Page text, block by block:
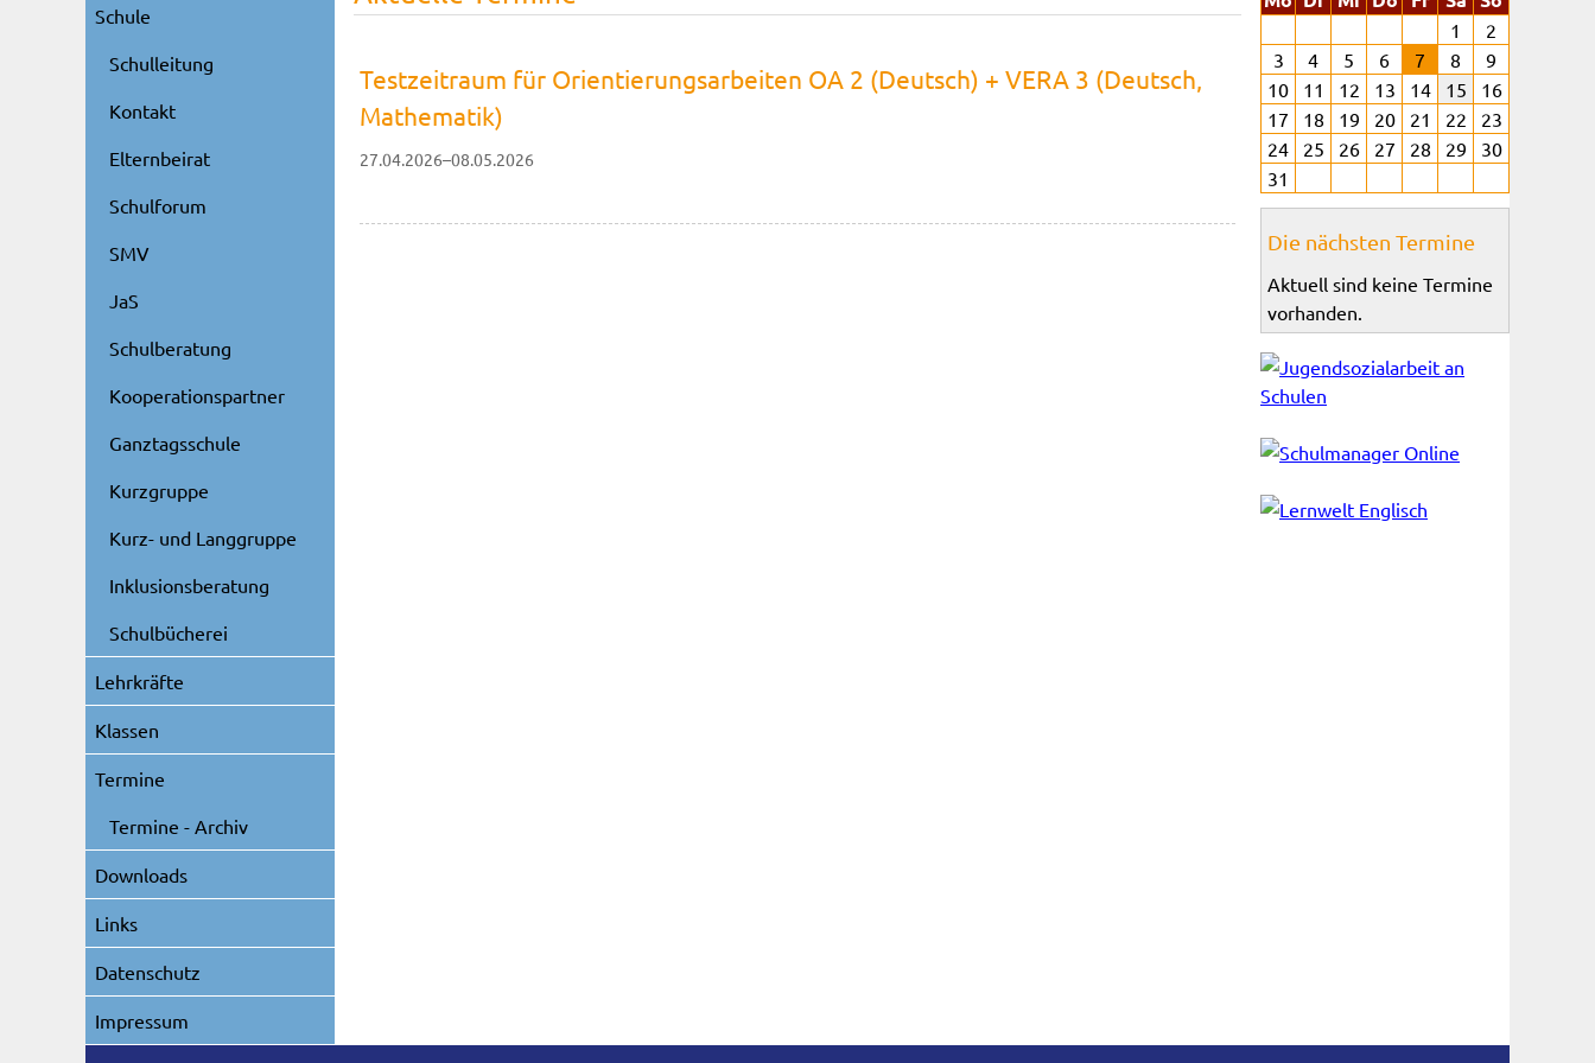
Testzeitraum für Orientierungsarbeiten OA 2 (Deutsch) + VERA 3 (Deutsch,
Mathematik)
27.04.2026–08.05.2026
Schule
Schulleitung
Kontakt
Elternbeirat
Schulforum
SMV
JaS
Schulberatung
Kooperationspartner
Ganztagsschule
Kurzgruppe
Kurz- und Langgruppe
Inklusionsberatung
Schulbücherei
Lehrkräfte
Klassen
Termine
Termine - Archiv
Downloads
Links
Datenschutz
Impressum
1
2
3
4 5 6 7 8
9
10
11 12 13 14 15
16
17
18 19 20 21 22
23
24
25 26 27 28 29
30
31
Die nächsten Termine
Aktuell sind keine Termine
vorhanden.